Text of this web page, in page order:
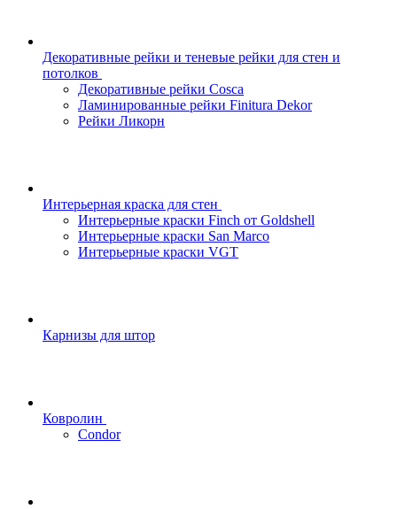
Декоративные рейки и теневые рейки для стен и
потолков
Декоративные рейки Cosca
Ламинированные рейки Finitura Dekor
Рейки Ликорн
Интерьерная краска для стен
Интерьерные краски Finch от Goldshell
Интерьерные краски San Marco
Интерьерные краски VGT
Карнизы для штор
Ковролин
Condor